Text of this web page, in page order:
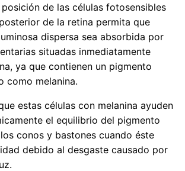
de las células fotosensibles
de la retina permita que
dispersa sea absorbida por
situadas inmediatamente
ya que contienen un pigmento
como melanina.
estas células con melanina ayuden
el equilibrio del pigmento
conos y bastones cuando éste
debido al desgaste causado por